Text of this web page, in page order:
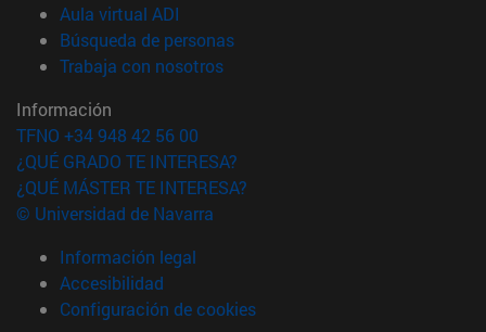
Aula virtual ADI
Búsqueda de personas(abre en nueva ventana)
Trabaja con nosotros(abre en nueva ventana)
Información
TFNO +34 948 42 56 00
¿QUÉ GRADO TE INTERESA?
¿QUÉ MÁSTER TE INTERESA?
© Universidad de Navarra
Información legal
Accesibilidad
Configuración de cookies